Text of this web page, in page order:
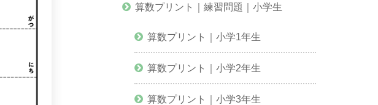
算数プリント｜練習問題｜小学生
算数プリント｜小学1年生
算数プリント｜小学2年生
算数プリント｜小学3年生